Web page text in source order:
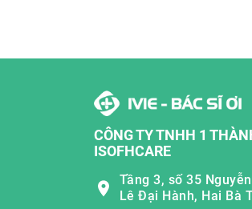
CÔNG TY TNHH 1
ISOFHCARE
Tầng 3, số 35
Lê Đại Hành, Hai Bà